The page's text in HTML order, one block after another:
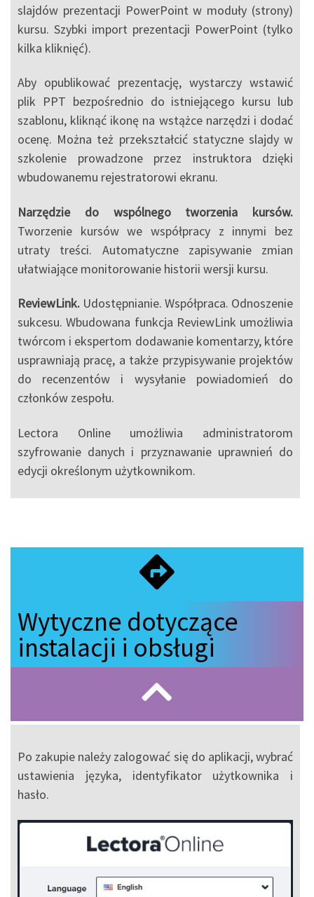
slajdów prezentacji PowerPoint w moduły (strony)
kursu. Szybki import prezentacji PowerPoint (tylko
kilka kliknięć).
Aby opublikować prezentację, wystarczy wstawić
plik PPT bezpośrednio do istniejącego kursu lub
szablonu, kliknąć ikonę na wstążce narzędzi i dodać
ocenę. Można też przekształcić statyczne slajdy w
szkolenie prowadzone przez instruktora dzięki
wbudowanemu rejestratorowi ekranu.
Narzędzie do wspólnego tworzenia kursów.
Tworzenie kursów we współpracy z innymi bez
utraty treści. Automatyczne zapisywanie zmian
ułatwiające monitorowanie historii wersji kursu.
ReviewLink. Udostępnianie. Współpraca. Odnoszenie
sukcesu. Wbudowana funkcja ReviewLink umożliwia
twórcom i ekspertom dodawanie komentarzy, które
usprawniają pracę, a także przypisywanie projektów
do recenzentów i wysyłanie powiadomień do
członków zespołu.
Lectora Online umożliwia administratorom
szyfrowanie danych i przyznawanie uprawnień do
edycji określonym użytkownikom.
Wytyczne dotyczące
instalacji i obsługi
Po zakupie należy zalogować się do aplikacji, wybrać
ustawienia języka, identyfikator użytkownika i
hasło.